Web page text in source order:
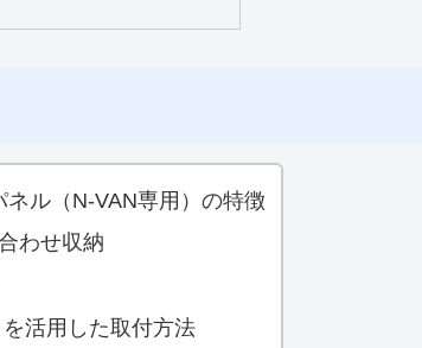
ル（N-VAN専用）の特徴
わせ収納
活用した取付方法